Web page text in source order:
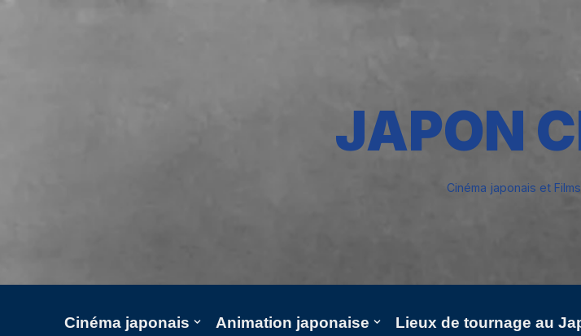
JAPON
Cinéma japonais et
Cinéma japonais Animation japonaise Lieux de tournage au